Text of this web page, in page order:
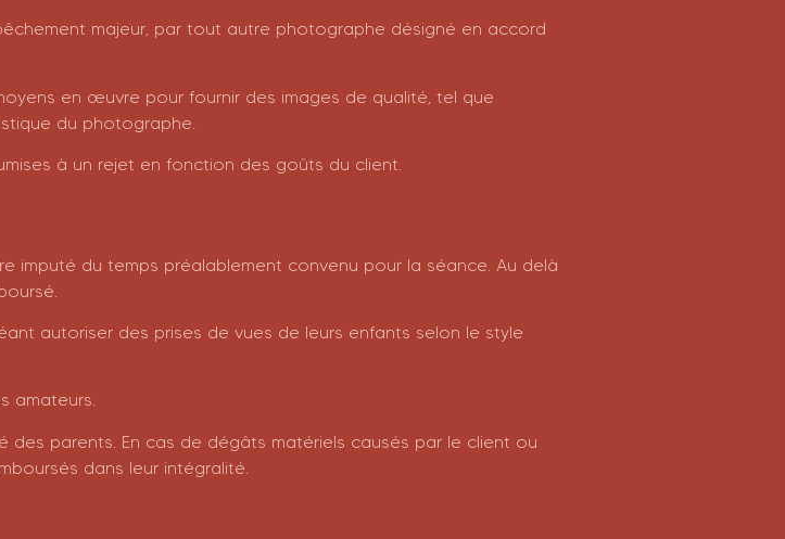
majeur, par tout autre photographe désigné en accord
en œuvre pour fournir des images de qualité, tel que
du photographe.
à un rejet en fonction des goûts du client.
imputé du temps préalablement convenu pour la séance. Au delà
autoriser des prises de vues de leurs enfants selon le style
amateurs.
parents. En cas de dégâts matériels causés par le client ou
dans leur intégralité.